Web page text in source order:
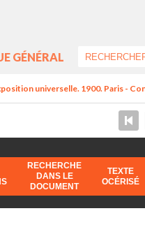
GÉNÉRAL
universelle. 1900. Paris -
RECHERCHE
DANS LE
DOCUMENT
TEXTE
OCÉRISÉ